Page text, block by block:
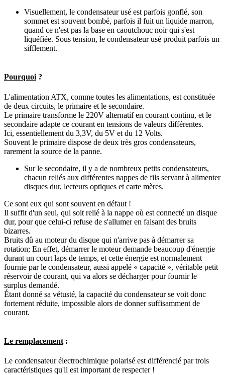
Visuellement, le condensateur usé est parfois gonflé, son
sommet est souvent bombé, parfois il fuit un liquide marron,
quand ce n'est pas la base en caoutchouc noir qui s'est
liquéfiée. Sous tension, le condensateur usé produit parfois un
sifflement.
Pourquoi ?
L'alimentation ATX, comme toutes les alimentations, est constituée
de deux circuits, le primaire et le secondaire.
Le primaire transforme le 220V alternatif en courant continu, et le
secondaire adapte ce courant en tensions de valeurs différentes.
Ici, essentiellement du 3,3V, du 5V et du 12 Volts.
Souvent le primaire dispose de deux très gros condensateurs,
rarement la source de la panne.
Sur le secondaire, il y a de nombreux petits condensateurs,
chacun reliés aux différentes nappes de fils servant à alimenter
disques dur, lecteurs optiques et carte mères.
Ce sont eux qui sont souvent en défaut !
Il suffit d'un seul, qui soit relié à la nappe où est connecté un disque
dur, pour que celui-ci refuse de s'allumer en faisant des bruits
bizarres.
Bruits dû au moteur du disque qui n'arrive pas à démarrer sa
rotation; En effet, démarrer le moteur demande beaucoup d'énergie
durant un court laps de temps, et cette énergie est normalement
fournie par le condensateur, aussi appelé « capacité », véritable petit
réservoir de courant, qui va alors se décharger pour fournir le
surplus demandé.
Étant donné sa vétusté, la capacité du condensateur se voit donc
fortement réduite, impossible alors de donner suffisamment de
courant.
Le remplacement :
Le condensateur électrochimique polarisé est différencié par trois
caractéristiques qu'il est important de respecter !